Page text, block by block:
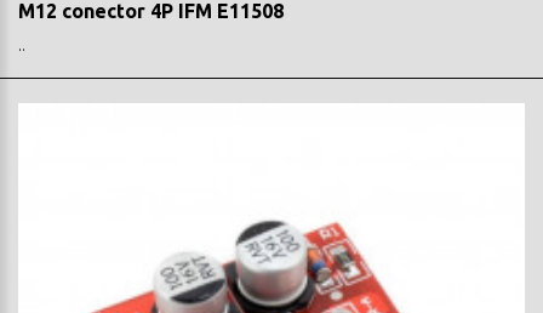
M12 conector 4P IFM E11508
..